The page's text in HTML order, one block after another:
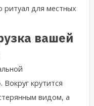
ритуал для местных
вашей
крутится
видом, а